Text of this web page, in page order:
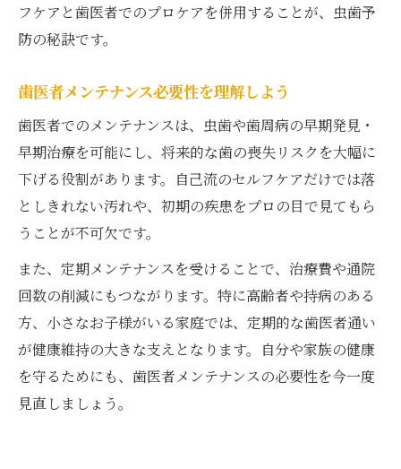
フケアと歯医者でのプロケアを併用することが、虫歯予
防の秘訣です。
歯医者メンテナンス必要性を理解しよう
歯医者でのメンテナンスは、虫歯や歯周病の早期発見・
早期治療を可能にし、将来的な歯の喪失リスクを大幅に
下げる役割があります。自己流のセルフケアだけでは落
としきれない汚れや、初期の疾患をプロの目で見てもら
うことが不可欠です。
また、定期メンテナンスを受けることで、治療費や通院
回数の削減にもつながります。特に高齢者や持病のある
方、小さなお子様がいる家庭では、定期的な歯医者通い
が健康維持の大きな支えとなります。自分や家族の健康
を守るためにも、歯医者メンテナンスの必要性を今一度
見直しましょう。